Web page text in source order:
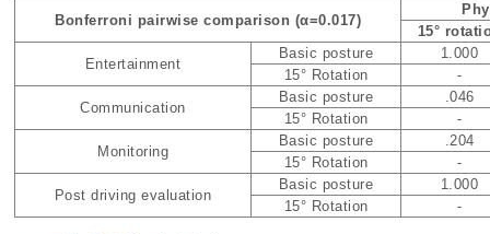
Bonferroni pairwise comparison (α=0.017)
15°
Entertainment
Basic posture
1.000
15° Rotation
-
Communication
Basic posture
.046
15° Rotation
-
Monitoring
Basic posture
.204
15° Rotation
-
Post driving evaluation
Basic posture
1.000
15° Rotation
-